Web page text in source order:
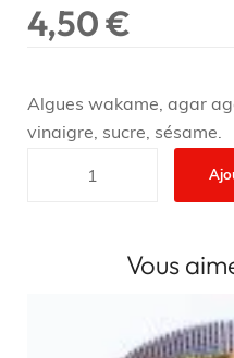
4,50€
Algues wakame, agar
vinaigre, sucre, sésame.
Vous